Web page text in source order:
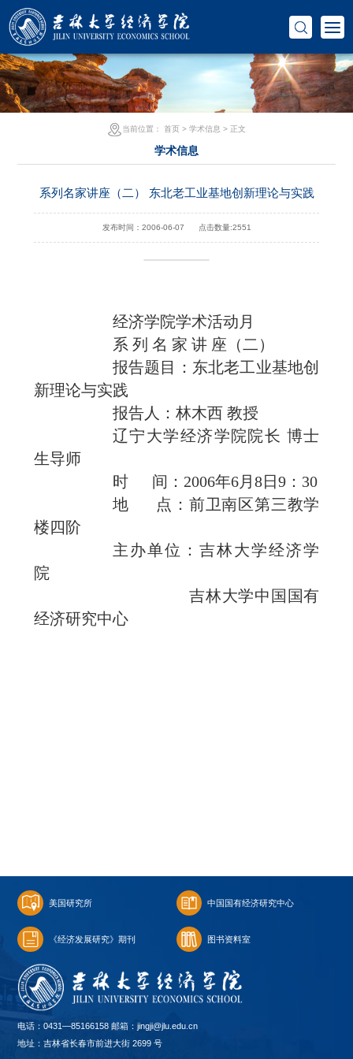
当前位置： 首页> 学术信息 > 正文
学术信息
系列名家讲座（二） 东北老工业基地创新理论与实践
发布时间：2006-06-07 点击数量:2551
经济学院学术活动月
系 列 名 家 讲 座（二）
报告题目：东北老工业基地创
新理论与实践
报告人：林木西 教授
辽宁大学经济学院院长 博士
生导师
时
间：2006年6月8日9：30
地
点：前卫南区第三教学
楼四阶
主办单位：吉林大学经济学
院
吉林大学中国国有
经济研究中心
美国研究所 中国国有经济研究中心
《经济发展研究》期刊 图书资料室
电话：0431—85166158 邮箱：jingji@jlu.edu.cn
地址：吉林省长春市前进大街 2699 号